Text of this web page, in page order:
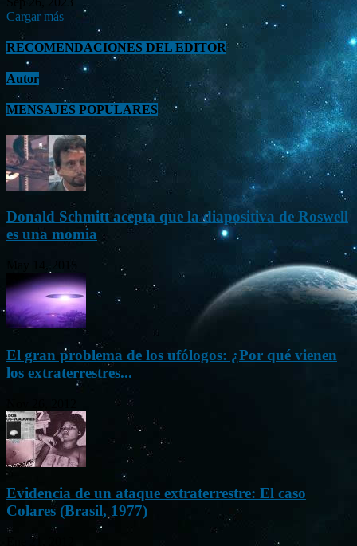
Cargar más
RECOMENDACIONES DEL EDITOR
Autor
MENSAJES POPULARES
Donald Schmitt acepta que la diapositiva de Roswell
es una momia
El gran problema de los ufólogos: ¿Por qué vienen
los extraterrestres...
Evidencia de un ataque extraterrestre: El caso
Colares (Brasil, 1977)
Ene 21, 2012